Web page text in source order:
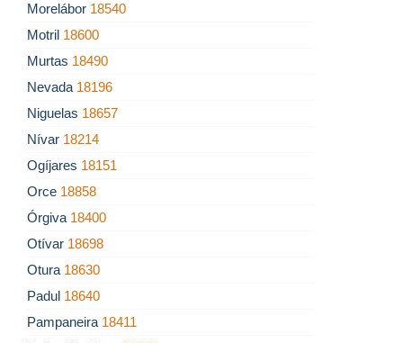
Morelábor 18540
Motril 18600
Murtas 18490
Nevada 18196
Niguelas 18657
Nívar 18214
Ogíjares 18151
Orce 18858
Órgiva 18400
Otívar 18698
Otura 18630
Padul 18640
Pampaneira 18411